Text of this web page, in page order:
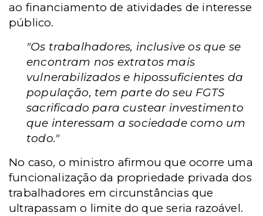
ao financiamento de atividades de interesse
público.
"Os trabalhadores, inclusive os que se
encontram nos extratos mais
vulnerabilizados e hipossuficientes da
população, tem parte do seu FGTS
sacrificado para custear investimento
que interessam a sociedade como um
todo."
No caso, o ministro afirmou que ocorre uma
funcionalização da propriedade privada dos
trabalhadores em circunstâncias que
ultrapassam o limite do que seria razoável.